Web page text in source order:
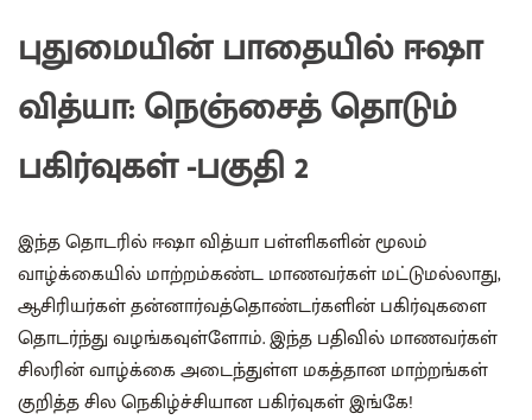
புதுமையின் பாதையில் ஈஷா
வித்யா: நெஞ்சைத் தொடும்
பகிர்வுகள் -பகுதி 2
இந்த தொடரில் ஈஷா வித்யா பள்ளிகளின் மூலம்
வாழ்க்கையில் மாற்றம்கண்ட மாணவர்கள் மட்டுமல்லாது,
ஆசிரியர்கள் தன்னார்வத்தொண்டர்களின் பகிர்வுகளை
தொடர்ந்து வழங்கவுள்ளோம். இந்த பதிவில் மாணவர்கள்
சிலரின் வாழ்க்கை அடைந்துள்ள மகத்தான மாற்றங்கள்
குறித்த சில நெகிழ்ச்சியான பகிர்வுகள் இங்கே!